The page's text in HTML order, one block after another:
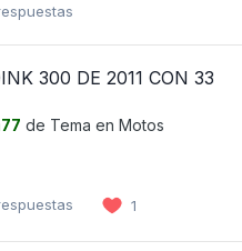
300 DE 2011 CON 33
de Tema en Motos
1